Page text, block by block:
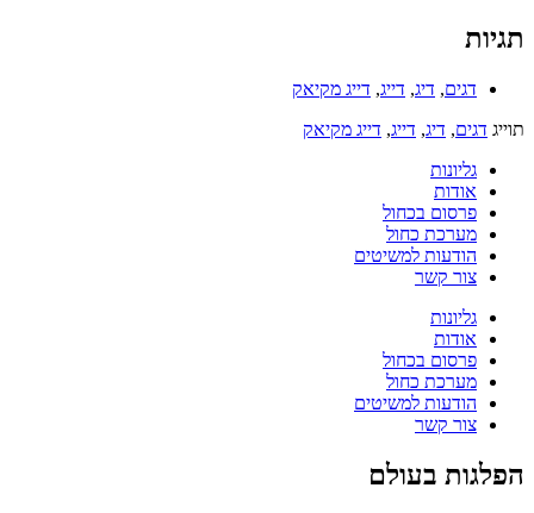
תגיות
דגים, דיג, דייג, דייג מקיאק
תוייג דגים, דיג, דייג, דייג מקיאק
גליונות
אודות
פרסום בכחול
מערכת כחול
הודעות למשיטים
צור קשר
גליונות
אודות
פרסום בכחול
מערכת כחול
הודעות למשיטים
צור קשר
הפלגות בעולם